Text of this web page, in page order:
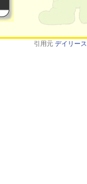
引用元 デイリー